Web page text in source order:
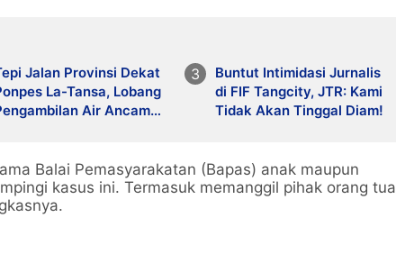
Jalan Provinsi Dekat
La-Tansa, Lobang
Air Ancam
Buntut Intimidasi Jurnalis
di FIF Tangcity, JTR: Kami
Tidak Akan Tinggal Diam!
Balai Pemasyarakatan (Bapas) anak maupun
kasus ini. Termasuk memanggil pihak orang tua